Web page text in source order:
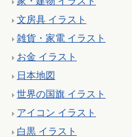
文房具 イラスト
雑貨・家電 イラスト
お金 イラスト
日本地図
世界の国旗 イラスト
アイコン イラスト
白黒 イラスト